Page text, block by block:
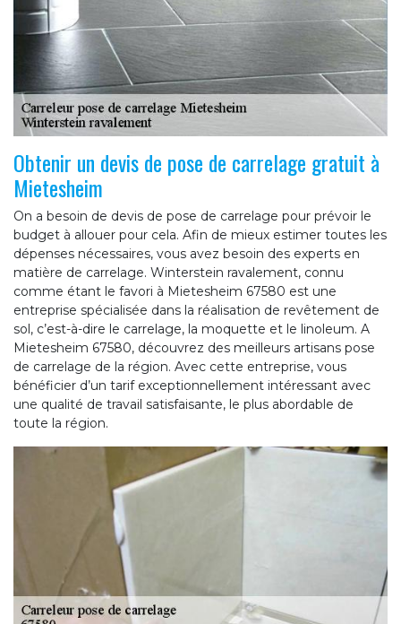
Obtenir un devis de pose de carrelage gratuit à
Mietesheim
On a besoin de devis de pose de carrelage pour prévoir le
budget à allouer pour cela. Afin de mieux estimer toutes les
dépenses nécessaires, vous avez besoin des experts en
matière de carrelage. Winterstein ravalement, connu
comme étant le favori à Mietesheim 67580 est une
entreprise spécialisée dans la réalisation de revêtement de
sol, c’est-à-dire le carrelage, la moquette et le linoleum. A
Mietesheim 67580, découvrez des meilleurs artisans pose
de carrelage de la région. Avec cette entreprise, vous
bénéficier d’un tarif exceptionnellement intéressant avec
une qualité de travail satisfaisante, le plus abordable de
toute la région.